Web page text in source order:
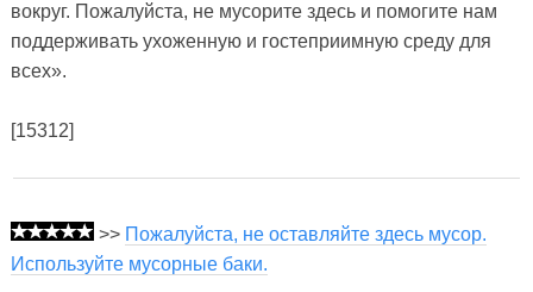
вокруг. Пожалуйста, не мусорите здесь и помогите нам
поддерживать ухоженную и гостеприимную среду для
всех».
[15312]
>> Пожалуйста, не оставляйте здесь мусор.
Используйте мусорные баки.